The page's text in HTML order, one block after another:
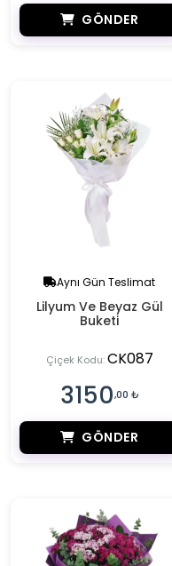
GÖNDER
Aynı Gün Teslimat
Lilyum Ve Beyaz Gül
Buketi
Çiçek Kodu:CK087
3150,00 ₺
GÖNDER